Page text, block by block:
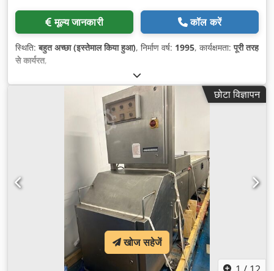
मूल्य जानकारी कॉल करें
स्थिति:बहुत अच्छा (इस्तेमाल किया हुआ), निर्माण वर्ष: 1995, कार्यक्षमता:पूरी तरह
से कार्यरत,
छोटा विज्ञापन
खोज सहेजें